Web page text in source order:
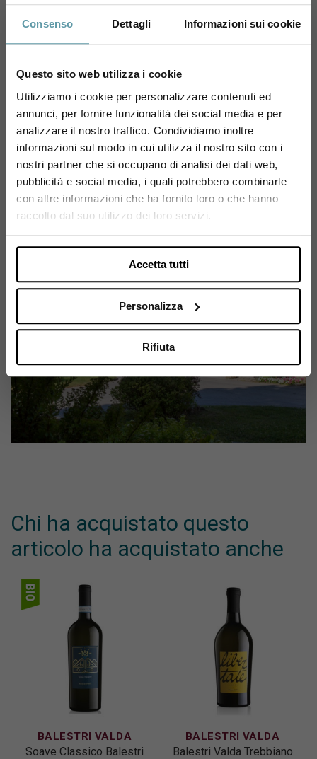
Consenso Dettagli Informazioni sui cookie
Questo sito web utilizza i cookie
Utilizziamo i cookie per personalizzare contenuti ed
annunci, per fornire funzionalità dei social media e per
analizzare il nostro traffico. Condividiamo inoltre
informazioni sul modo in cui utilizza il nostro sito con i
nostri partner che si occupano di analisi dei dati web,
pubblicità e social media, i quali potrebbero combinarle
con altre informazioni che ha fornito loro o che hanno
raccolto dal suo utilizzo dei loro servizi.
Accetta tutti
Personalizza
Rifiuta
precedentemente commercianti di uve e vini in
Champagne, decise fosse giunta l'ora di iniziare a
bellissima storia la loro, che fin da subito ha seguito
una linea di discendenza “matriarcale”: sono infatti
sempre state le donne della famiglia a gestire con
grande passione l’azienda. Attualmente la Maison è
gestita da Isabelle e suo marito Eric Ammeaux,
preservando una tradizione di famiglia che da oltre
due secoli la Maison coltiva l...
Vai alla scheda del produttore
Chi ha acquistato questo
articolo ha acquistato anche
BALESTRI VALDA
Soave Classico Balestri
BALESTRI VALDA
Balestri Valda Trebbiano
Sei maggiorenne?
Utilizza il coupon NEWENOVELY
per avere un 10% di sconto sul tuo primo ordine!
Si, sono maggiorenne.